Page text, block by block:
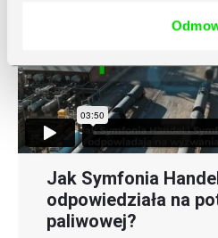
Jak Symfonia
odpowiedziała na
paliwowej?